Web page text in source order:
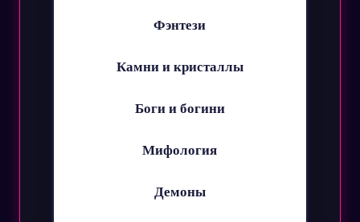
Фэнтези
Камни и кристаллы
Боги и богини
Мифология
Демоны